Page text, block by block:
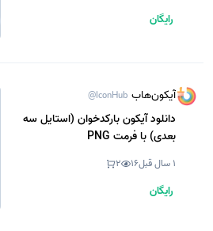
رایگان
آیکون‌هاب @IconHub
دانلود آیکون بارکدخوان (استایل سه
بعدی) با فرمت PNG
1 سال قبل 16
2
رایگان